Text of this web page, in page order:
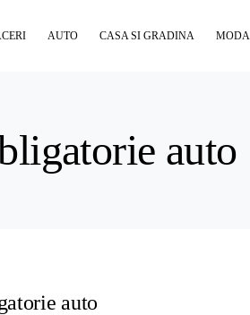
AUTO CASA SI GRADINA MODA
auto
auto